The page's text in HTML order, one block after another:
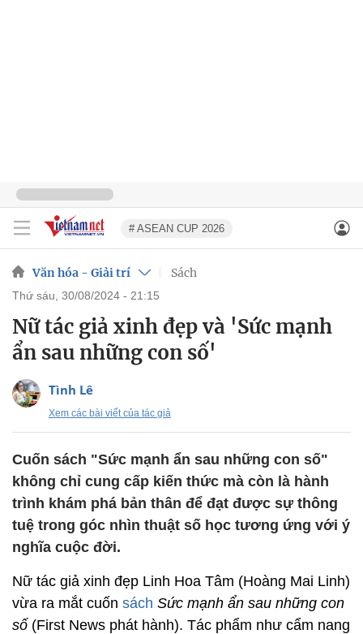
# ASEAN CUP 2026
Văn hóa - Giải trí Sách
thứ sáu, 30/08/2024 - 21:15
Nữ tác giả xinh đẹp và 'Sức mạnh
ẩn sau những con số'
Tình Lê
Xem các bài viết của tác giả
Cuốn sách "Sức mạnh ẩn sau những con số"
không chỉ cung cấp kiến thức mà còn là hành
trình khám phá bản thân để đạt được sự thông
tuệ trong góc nhìn thuật số học tương ứng với ý
nghĩa cuộc đời.
Nữ tác giả xinh đẹp Linh Hoa Tâm (Hoàng Mai Linh)
vừa ra mắt cuốn sách Sức mạnh ẩn sau những con
số (First News phát hành). Tác phẩm như cẩm nang